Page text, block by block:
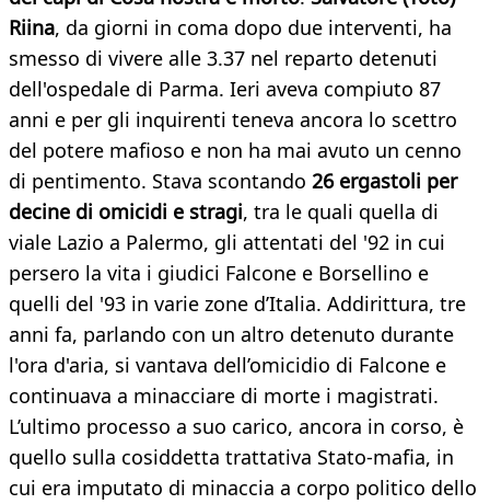
Riina, da giorni in coma dopo due interventi, ha
smesso di vivere alle 3.37 nel reparto detenuti
dell'ospedale di Parma. Ieri aveva compiuto 87
anni e per gli inquirenti teneva ancora lo scettro
del potere mafioso e non ha mai avuto un cenno
di pentimento. Stava scontando 26 ergastoli per
decine di omicidi e stragi, tra le quali quella di
viale Lazio a Palermo, gli attentati del '92 in cui
persero la vita i giudici Falcone e Borsellino e
quelli del '93 in varie zone d’Italia. Addirittura, tre
anni fa, parlando con un altro detenuto durante
l'ora d'aria, si vantava dell’omicidio di Falcone e
continuava a minacciare di morte i magistrati.
L’ultimo processo a suo carico, ancora in corso, è
quello sulla cosiddetta trattativa Stato-mafia, in
cui era imputato di minaccia a corpo politico dello